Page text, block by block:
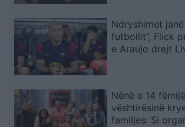
Ndryshimet
futbollit”, Flick
e Araujo drejt
Nënë e 14
vështirësinë
familjes: Si